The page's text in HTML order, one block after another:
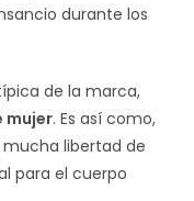
durante los
de la marca,
mujer. Es así como,
libertad de
para el cuerpo